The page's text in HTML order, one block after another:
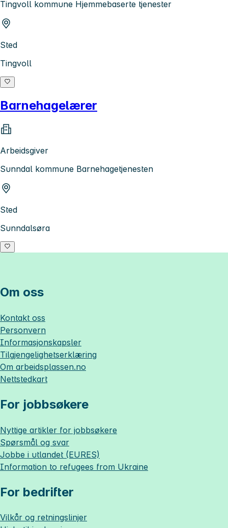
Tingvoll kommune Hjemmebaserte tjenester
Sted
Tingvoll
Barnehagelærer
Arbeidsgiver
Sunndal kommune Barnehagetjenesten
Sted
Sunndalsøra
Om oss
Kontakt oss
Personvern
Informasjonskapsler
Tilgjengelighetserklæring
Om arbeidsplassen.no
Nettstedkart
For jobbsøkere
Nyttige artikler for jobbsøkere
Spørsmål og svar
Jobbe i utlandet (EURES)
Information to refugees from Ukraine
For bedrifter
Vilkår og retningslinjer